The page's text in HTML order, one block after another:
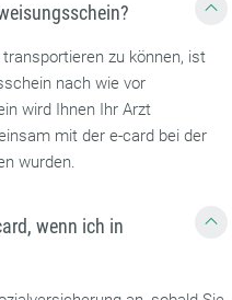
zu können, ist
nach wie vor
wird Ihnen Ihr Arzt
mit der e-card bei der
wurden.
wenn ich in